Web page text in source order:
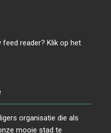
reader? Klik op het
organisatie die als
mooie stad te